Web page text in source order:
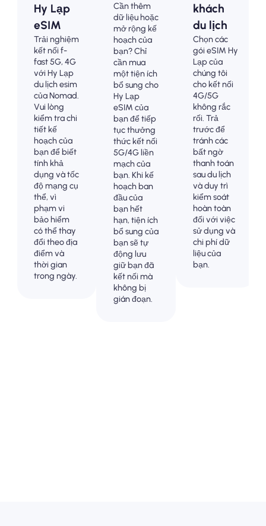
Hy Lạp
eSIM
Trải nghiệm
kết nối f-
fast 5G, 4G
với Hy Lạp
du lịch esim
của Nomad.
Vui lòng
kiểm tra chi
tiết kế
hoạch của
bạn để biết
tính khả
dụng và tốc
độ mạng cụ
thể, vì
phạm vi
bảo hiểm
có thể thay
đổi theo địa
điểm và
thời gian
trong ngày.
Cần thêm
dữ liệu hoặc
mở rộng kế
hoạch của
bạn? Chỉ
cần mua
một tiện ích
bổ sung cho
Hy Lạp
eSIM của
bạn để tiếp
tục thưởng
thức kết nối
5G/4G liền
mạch của
bạn. Khi kế
hoạch ban
đầu của
bạn hết
hạn, tiện ích
bổ sung của
bạn sẽ tự
động lưu
giữ bạn đã
kết nối mà
không bị
gián đoạn.
khách
du lịch
Chọn các
gói eSIM Hy
Lạp của
chúng tôi
cho kết nối
4G/5G
không rắc
rối. Trả
trước để
tránh các
bất ngờ
thanh toán
sau du lịch
và duy trì
kiểm soát
hoàn toàn
đối với việc
sử dụng và
chi phí dữ
liệu của
bạn.